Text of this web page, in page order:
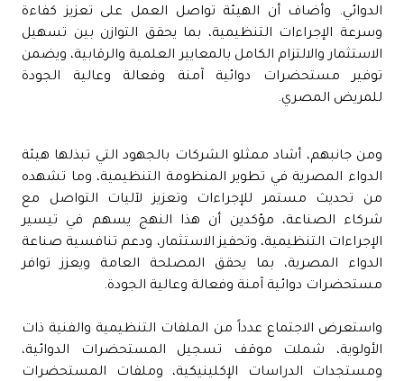
الدوائي. وأضاف أن الهيئة تواصل العمل على تعزيز كفاءة
وسرعة الإجراءات التنظيمية، بما يحقق التوازن بين تسهيل
الاستثمار والالتزام الكامل بالمعايير العلمية والرقابية، ويضمن
توفير مستحضرات دوائية آمنة وفعالة وعالية الجودة
للمريض المصري.
ومن جانبهم، أشاد ممثلو الشركات بالجهود التي تبذلها هيئة
الدواء المصرية في تطوير المنظومة التنظيمية، وما تشهده
من تحديث مستمر للإجراءات وتعزيز لآليات التواصل مع
شركاء الصناعة، مؤكدين أن هذا النهج يسهم في تيسير
الإجراءات التنظيمية، وتحفيز الاستثمار، ودعم تنافسية صناعة
الدواء المصرية، بما يحقق المصلحة العامة ويعزز توافر
مستحضرات دوائية آمنة وفعالة وعالية الجودة.
واستعرض الاجتماع عدداً من الملفات التنظيمية والفنية ذات
الأولوية، شملت موقف تسجيل المستحضرات الدوائية،
ومستجدات الدراسات الإكلينيكية، وملفات المستحضرات